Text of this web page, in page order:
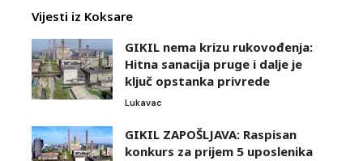
Vijesti iz Koksare
GIKIL nema krizu rukovođenja:
Hitna sanacija pruge i dalje je
ključ opstanka privrede
Lukavac
GIKIL ZAPOŠLJAVA: Raspisan
konkurs za prijem 5 uposlenika